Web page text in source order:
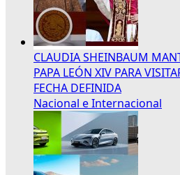
CLAUDIA SHEINBAUM
PAPA LEÓN XIV PARA
FECHA DEFINIDA
Nacional e Internacional